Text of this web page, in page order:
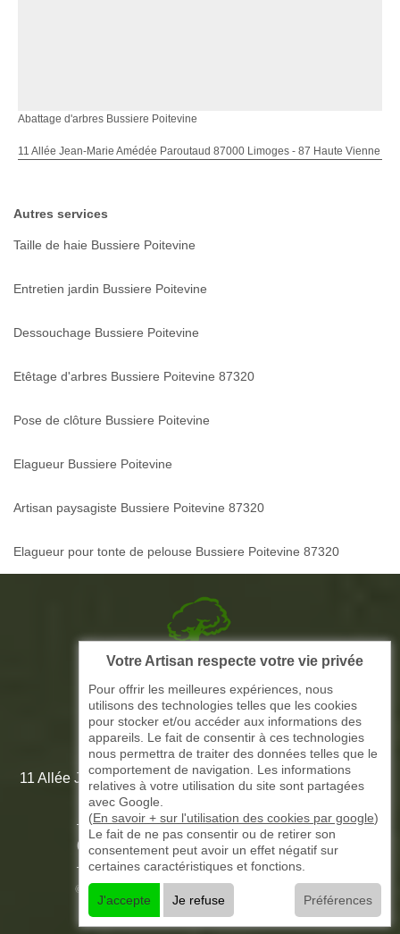
Abattage d'arbres Bussiere Poitevine
11 Allée Jean-Marie Amédée Paroutaud 87000 Limoges - 87 Haute Vienne
Autres services
Taille de haie Bussiere Poitevine
Entretien jardin Bussiere Poitevine
Dessouchage Bussiere Poitevine
Etêtage d'arbres Bussiere Poitevine 87320
Pose de clôture Bussiere Poitevine
Elagueur Bussiere Poitevine
Artisan paysagiste Bussiere Poitevine 87320
Elagueur pour tonte de pelouse Bussiere Poitevine 87320
Picque elagage 87
ARTISAN ELAGAGE ET PAYSAGISTE
11 Allée Jean-Marie Amédée Paroutaud 87000 Limoges -
87 Haute Vienne
05 33 06 15 58 - 07 51 61 73 31
©2016 - 2026 TOUT DROIT RÉSERVÉ -
MENTIONS LÉGALES
Votre Artisan respecte votre vie privée
Pour offrir les meilleures expériences, nous
utilisons des technologies telles que les cookies
pour stocker et/ou accéder aux informations des
appareils. Le fait de consentir à ces technologies
nous permettra de traiter des données telles que le
comportement de navigation. Les informations
relatives à votre utilisation du site sont partagées
avec Google.
(En savoir + sur l'utilisation des cookies par google)
Le fait de ne pas consentir ou de retirer son
consentement peut avoir un effet négatif sur
certaines caractéristiques et fonctions.
J'accepte Je refuse Préférences